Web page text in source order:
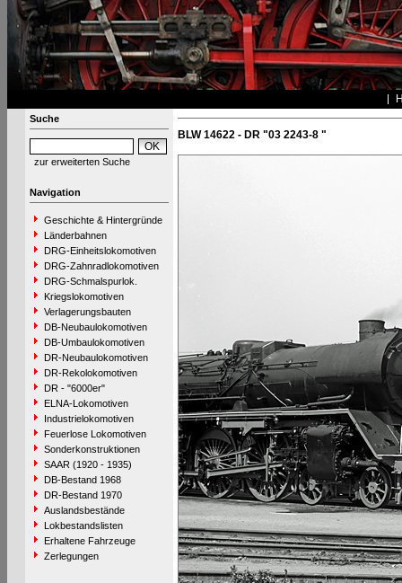
Suche
zur erweiterten Suche
Navigation
Geschichte & Hintergründe
Länderbahnen
DRG-Einheitslokomotiven
DRG-Zahnradlokomotiven
DRG-Schmalspurlok.
Kriegslokomotiven
Verlagerungsbauten
DB-Neubaulokomotiven
DB-Umbaulokomotiven
DR-Neubaulokomotiven
DR-Rekolokomotiven
DR - "6000er"
ELNA-Lokomotiven
Industrielokomotiven
Feuerlose Lokomotiven
Sonderkonstruktionen
SAAR (1920 - 1935)
DB-Bestand 1968
DR-Bestand 1970
Auslandsbestände
Lokbestandslisten
Erhaltene Fahrzeuge
Zerlegungen
BLW 14622 - DR "03 2243-8 "